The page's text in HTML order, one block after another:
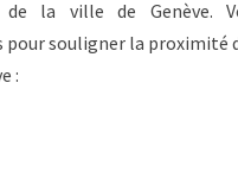
de la ville de Genève.
pour souligner la proximité
: